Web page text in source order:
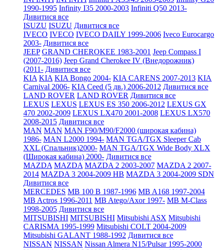
1990-1995 Infinity I35 2000-2003 Infiniti Q50 2013-
Дивитися все
ISUZU ISUZU Дивитися все
IVECO IVECO IVECO DAILY 1999-2006 Iveco Eurocargo
2003- Дивитися все
JEEP GRAND CHEROKEE 1983-2001 Jeep Compass I
(2007-2016) Jeep Grand Cherokee IV (Внедорожник)
(2011- Дивитися все
KIA KIA KIA Bongo 2004- KIA CARENS 2007-2013 KIA
Carnival 2006- KIA Ceed (5 дв.) 2006-2012 Дивитися все
LAND ROVER LAND ROVER Дивитися все
LEXUS LEXUS LEXUS ES 350 2006-2012 LEXUS GX
470 2002-2009 LEXUS LX470 2001-2008 LEXUS LX570
2008-2015 Дивитися все
MAN MAN MAN F90/M90/F2000 (широкая кабина)
1986- MAN L2000 1994- MAN TGA/TGX Sleeper Cab
XXL (Спальник)2000- MAN TGA/TGX Wide Body XLX
(Широкая кабина) 2000- Дивитися все
MAZDA MAZDA MAZDA 2 2003-2007 MAZDA 2 2007-
2014 MAZDA 3 2004-2009 HB MAZDA 3 2004-2009 SDN
Дивитися все
MERCEDES MB 100 B 1987-1996 MB A168 1997-2004
MB Actros 1996-2011 MB Atego/Axor 1997- MB M-Class
1998-2005 Дивитися все
MITSUBISHI MITSUBISHI Mitsubishi ASX Mitsubishi
CARISMA 1995-1999 Mitsubishi COLT 2004-2009
Mitsubishi GALANT 1988-1992 Дивитися все
NISSAN NISSAN Nissan Almera N15/Pulsar 1995-2000